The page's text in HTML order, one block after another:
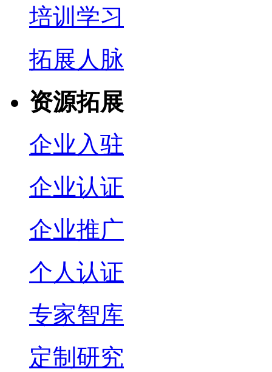
培训学习
拓展人脉
资源拓展
企业入驻
企业认证
企业推广
个人认证
专家智库
定制研究